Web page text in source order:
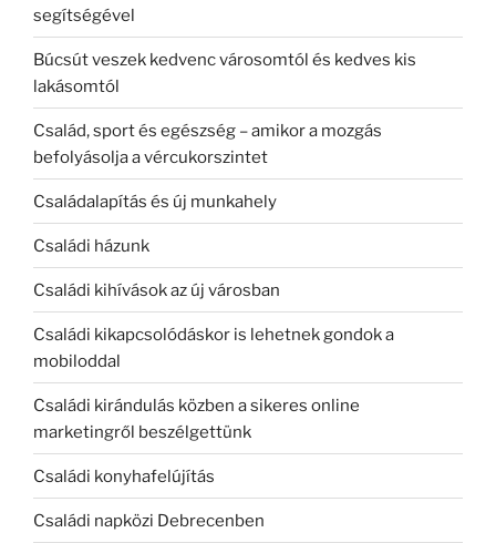
segítségével
Búcsút veszek kedvenc városomtól és kedves kis
lakásomtól
Család, sport és egészség – amikor a mozgás
befolyásolja a vércukorszintet
Családalapítás és új munkahely
Családi házunk
Családi kihívások az új városban
Családi kikapcsolódáskor is lehetnek gondok a
mobiloddal
Családi kirándulás közben a sikeres online
marketingről beszélgettünk
Családi konyhafelújítás
Családi napközi Debrecenben